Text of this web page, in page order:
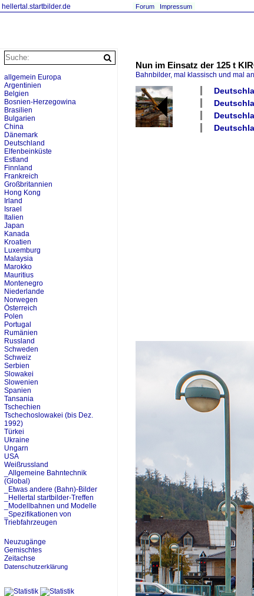
hellertal.startbilder.de Forum Impressum
Nun im Einsatz der 125 t
Bahnbilder, mal klassisch und mal
allgemein Europa
Argentinien
Belgien
Bosnien-Herzegowina
Brasilien
Bulgarien
China
Dänemark
Deutschland
Elfenbeinküste
Estland
Finnland
Frankreich
Großbritannien
Hong Kong
Irland
Israel
Italien
Japan
Kanada
Kroatien
Luxemburg
Malaysia
Marokko
Mauritius
Montenegro
Niederlande
Norwegen
Österreich
Polen
Portugal
Rumänien
Russland
Schweden
Schweiz
Serbien
Slowakei
Slowenien
Spanien
Tansania
Tschechien
Tschechoslowakei (bis Dez.
1992)
Türkei
Ukraine
Ungarn
USA
Weißrussland
_Allgemeine Bahntechnik
(Global)
_Etwas andere (Bahn)-Bilder
_Hellertal startbilder-Treffen
_Modellbahnen und Modelle
_Spezifikationen von
Triebfahrzeugen
Neuzugänge
Gemischtes
Zeitachse
Datenschutzerklärung